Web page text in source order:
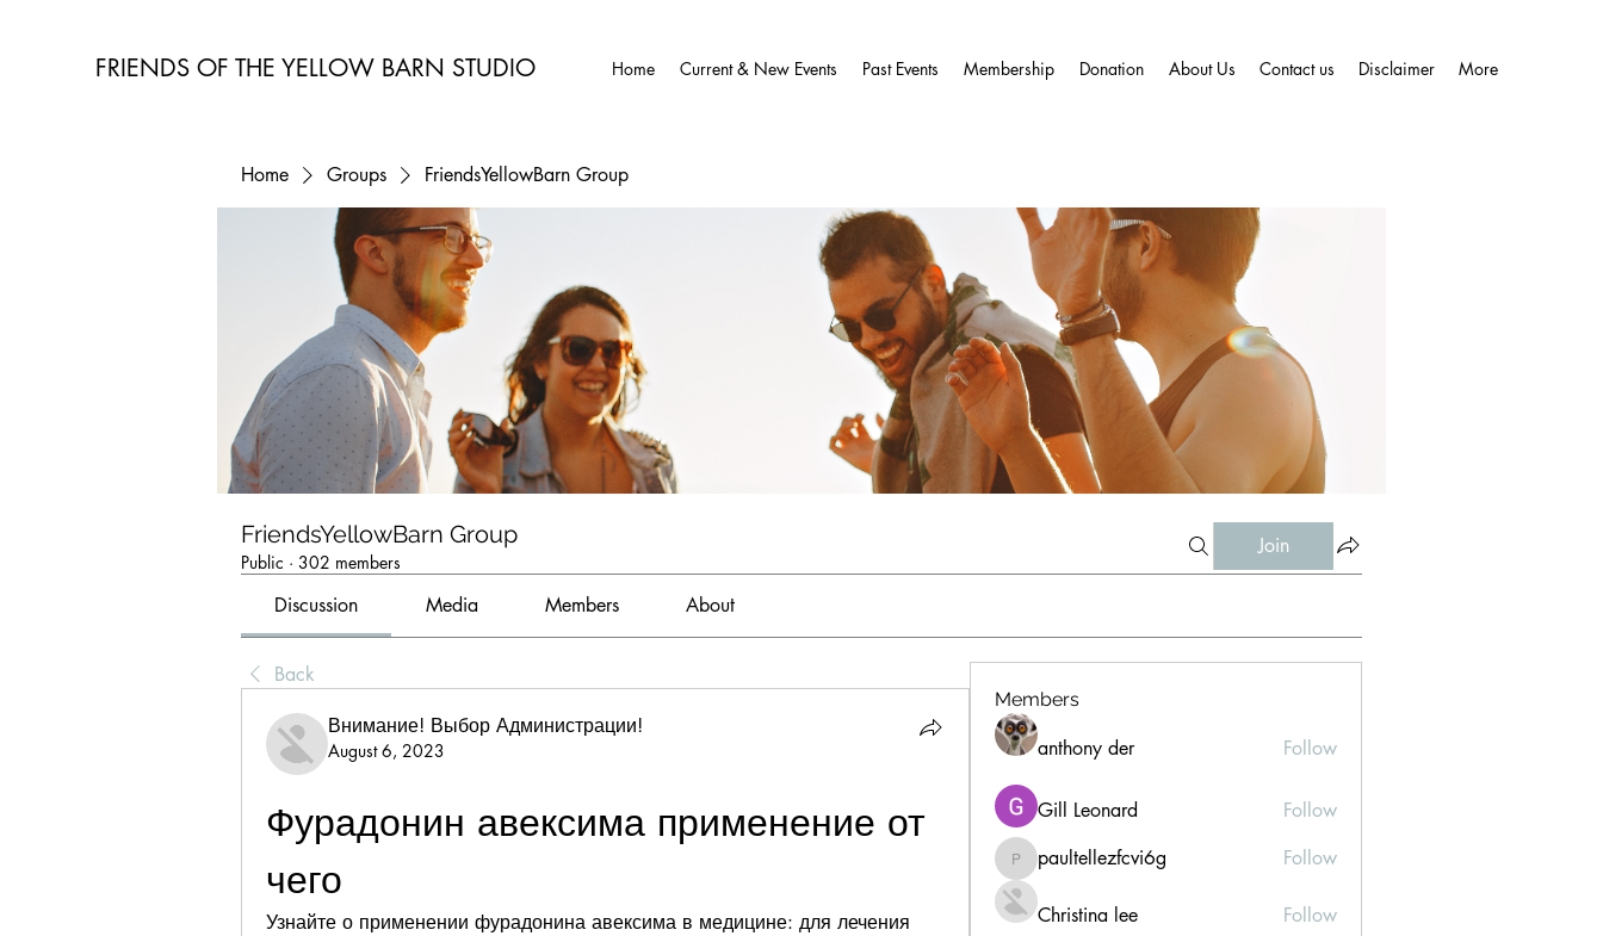
FRIENDS OF THE YELLOW BARN STUDIO Home Current & New Events Past Events Membership Donation About Us Contact us Disclaimer More
Home Groups FriendsYellowBarn Group
FriendsYellowBarn Group
Public · 302 members
Join
Discussion Media Members About
Back
Внимание! Выбор Администрации!
August 6, 2023
Фурадонин авексима применение от
чего
Узнайте о применении фурадонина авексима в медицине: для лечения
Members
anthony der Follow
Gill Leonard Follow
paultellezfcvi6g
paultellezfcvi6g Follow
Christina lee Follow